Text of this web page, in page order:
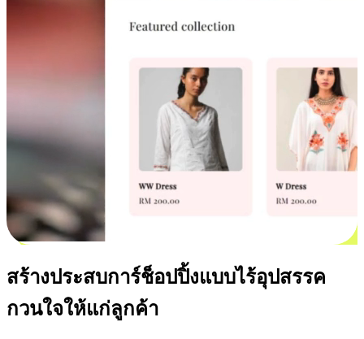
สร้างประสบการ์ช็อปปิ้งแบบไร้อุปสรรค
กวนใจให้แก่ลูกค้า